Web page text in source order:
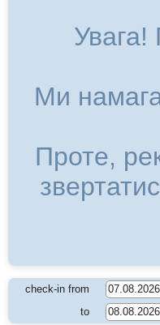
Увага!
Ми
Проте,
check-in from
to